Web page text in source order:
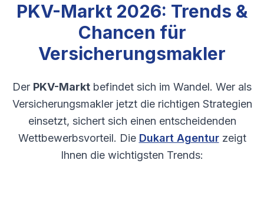
PKV-Markt 2026: Trends &
Chancen für
Versicherungsmakler
Der PKV-Markt befindet sich im Wandel. Wer als
Versicherungsmakler jetzt die richtigen Strategien
einsetzt, sichert sich einen entscheidenden
Wettbewerbsvorteil. Die Dukart Agenturzeigt
Ihnen die wichtigsten Trends: